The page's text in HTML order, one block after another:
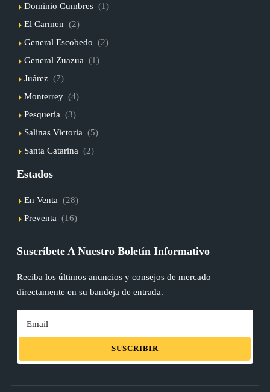
Dominio Cumbres (1)
El Carmen (2)
General Escobedo (2)
General Zuazua (1)
Juárez (7)
Monterrey (4)
Pesquería (3)
Salinas Victoria (5)
Santa Catarina (2)
Estados
En Venta (28)
Preventa (16)
Suscríbete A Nuestro Boletín Informativo
Reciba los últimos anuncios y consejos de mercado
directamente en su bandeja de entrada.
SUSCRIBIR